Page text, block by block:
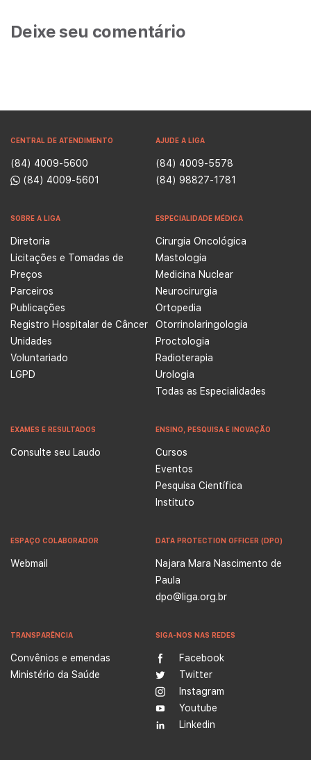
Deixe seu comentário
CENTRAL DE ATENDIMENTO
(84) 4009-5600
(84) 4009-5601
AJUDE A LIGA
(84) 4009-5578
(84) 98827-1781
SOBRE A LIGA
Diretoria
Licitações e Tomadas de
Preços
Parceiros
Publicações
Registro Hospitalar de Câncer
Unidades
Voluntariado
LGPD
ESPECIALIDADE MÉDICA
Cirurgia Oncológica
Mastologia
Medicina Nuclear
Neurocirurgia
Ortopedia
Otorrinolaringologia
Proctologia
Radioterapia
Urologia
Todas as Especialidades
EXAMES E RESULTADOS
Consulte seu Laudo
ENSINO, PESQUISA E INOVAÇÃO
Cursos
Eventos
Pesquisa Científica
Instituto
ESPAÇO COLABORADOR
Webmail
DATA PROTECTION OFFICER (DPO)
Najara Mara Nascimento de
Paula
dpo@liga.org.br
TRANSPARÊNCIA
Convênios e emendas
Ministério da Saúde
SIGA-NOS NAS REDES
Facebook
Twitter
Instagram
Youtube
Linkedin